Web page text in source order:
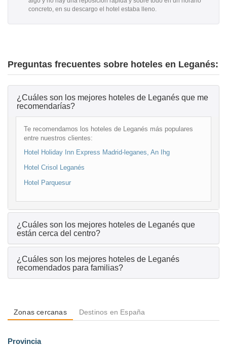
concreto, en su descargo el hotel estaba lleno.
Preguntas frecuentes sobre hoteles en Leganés:
¿Cuáles son los mejores hoteles de Leganés que me
recomendarías?
Te recomendamos los hoteles de Leganés más populares
entre nuestros clientes:
Hotel Holiday Inn Express Madrid-leganes, An Ihg
Hotel Crisol Leganés
Hotel Parquesur
¿Cuáles son los mejores hoteles de Leganés que
están cerca del centro?
¿Cuáles son los mejores hoteles de Leganés
recomendados para familias?
Zonas cercanas Destinos en España
Provincia